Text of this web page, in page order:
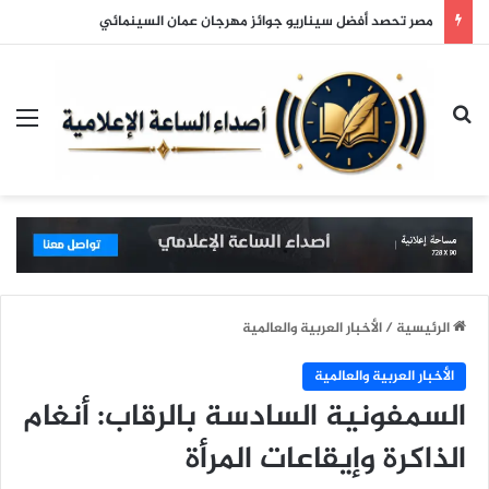
مصر تحصد أفضل سيناريو جوائز مهرجان عمان السينمائي
بحث عن
الرئيسية/الأخبار العربية والعالمية
الأخبار العربية والعالمية
السمفونية السادسة بالرقاب: أنغام
الذاكرة وإيقاعات المرأة